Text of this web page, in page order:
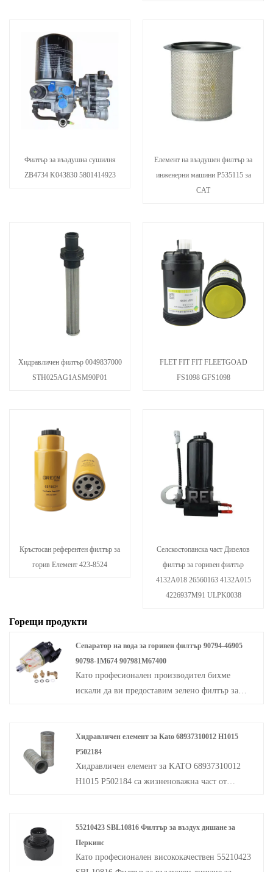
Филтър за въздушна сушилня
ZB4734 K043830 5801414923
Елемент на въздушен филтър за
инженерни машини P535115 за
CAT
Хидравличен филтър 0049837000
STH025AG1ASM90P01
FLET FIT FIT FLEETGOAD
FS1098 GFS1098
Кръстосан референтен филтър за
горив Елемент 423-8524
Селскостопанска част Дизелов
филтър за горивен филтър
4132A018 26560163 4132A015
4226937M91 ULPK0038
Горещи продукти
Сепаратор на вода за горивен филтър 90794-46905
90798-1M674 907981M67400
Като професионален производител бихме
искали да ви предоставим зелено филтър за
най-добрата услуга след продажба и навременна
доставка. 90794-46905 90798-1M674
907981M67400 е високоефективно
филтрационно устройство, предназначено за
Този продукт решава опасностите от двигателя,
причинени от влагата и примесите в горивото и
е идеален за широка гама от оборудващите
Хидравличен елемент за Kato 68937310012 H1015
P502184
Хидравличен елемент за KATO 68937310012
H1015 P502184 са жизненоважна част от
отговорни за преобразуването на хидравличната
енергия в механична енергия за задвижване на
различните движения на багера.
55210423 SBL10816 Филтър за въздух дишане за
Перкинс
Като професионален висококачествен 55210423